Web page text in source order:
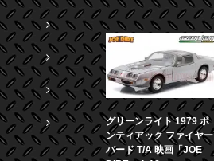
グリーンライト 1979 ポ
ンティアック ファイヤー
バード T/A 映画「JOE